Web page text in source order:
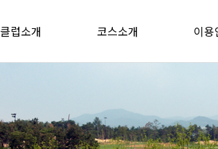
클럽소개 코스소개 이용